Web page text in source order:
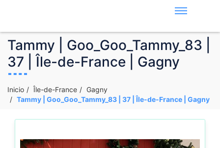
Tammy | Goo_Goo_Tammy_83 |
37 | Île-de-France | Gagny
Inicio Île-de-France
Gagny
Tammy | Goo_Goo_Tammy_83 | 37 | Île-de-France | Gagny